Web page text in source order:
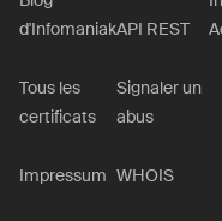
d'Infomaniak
Tous les
certificats
Impressum
API REST
Signaler un
abus
WHOIS